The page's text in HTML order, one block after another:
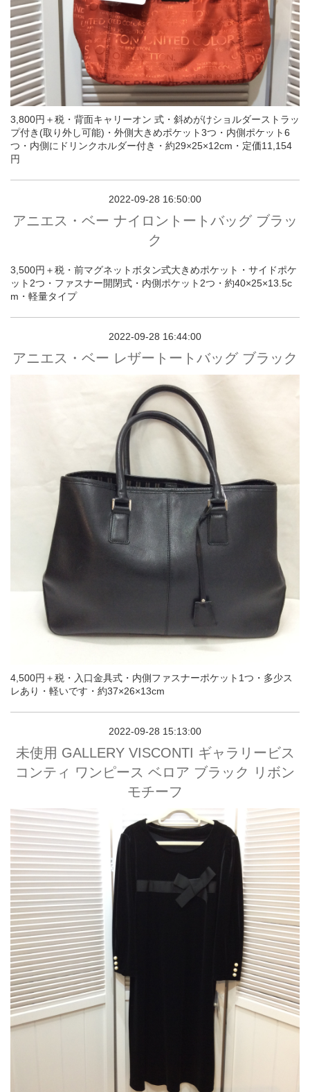
3,800円＋税・背面キャリーオン 式・斜めがけショルダーストラッ
プ付き(取り外し可能)・外側大きめポケット3つ・内側ポケット6
つ・内側にドリンクホルダー付き・約29×25×12cm・定価11,154
円
2022-09-28 16:50:00
アニエス・ベー ナイロントートバッグ ブラッ
ク
3,500円＋税・前マグネットボタン式大きめポケット・サイドポケ
ット2つ・ファスナー開閉式・内側ポケット2つ・約40×25×13.5c
m・軽量タイプ
2022-09-28 16:44:00
アニエス・ベー レザートートバッグ ブラック
4,500円＋税・入口金具式・内側ファスナーポケット1つ・多少ス
レあり・軽いです・約37×26×13cm
2022-09-28 15:13:00
未使用 GALLERY VISCONTI ギャラリービス
コンティ ワンピース ベロア ブラック リボン
モチーフ